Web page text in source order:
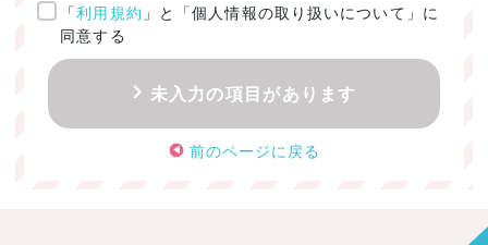
ご提供いただきました個人情報は、以下のためにのみ利用い
たします。
・お問い合わせに対する回答及び資料送付のご連絡
・当社のお客様向けサービスの提供
・本人確認
・サービスの開発・改善のための分析
「利用規約 」と「個人情報の取り扱いについて」に
同意する
未入力の項目があります
前のページに戻る